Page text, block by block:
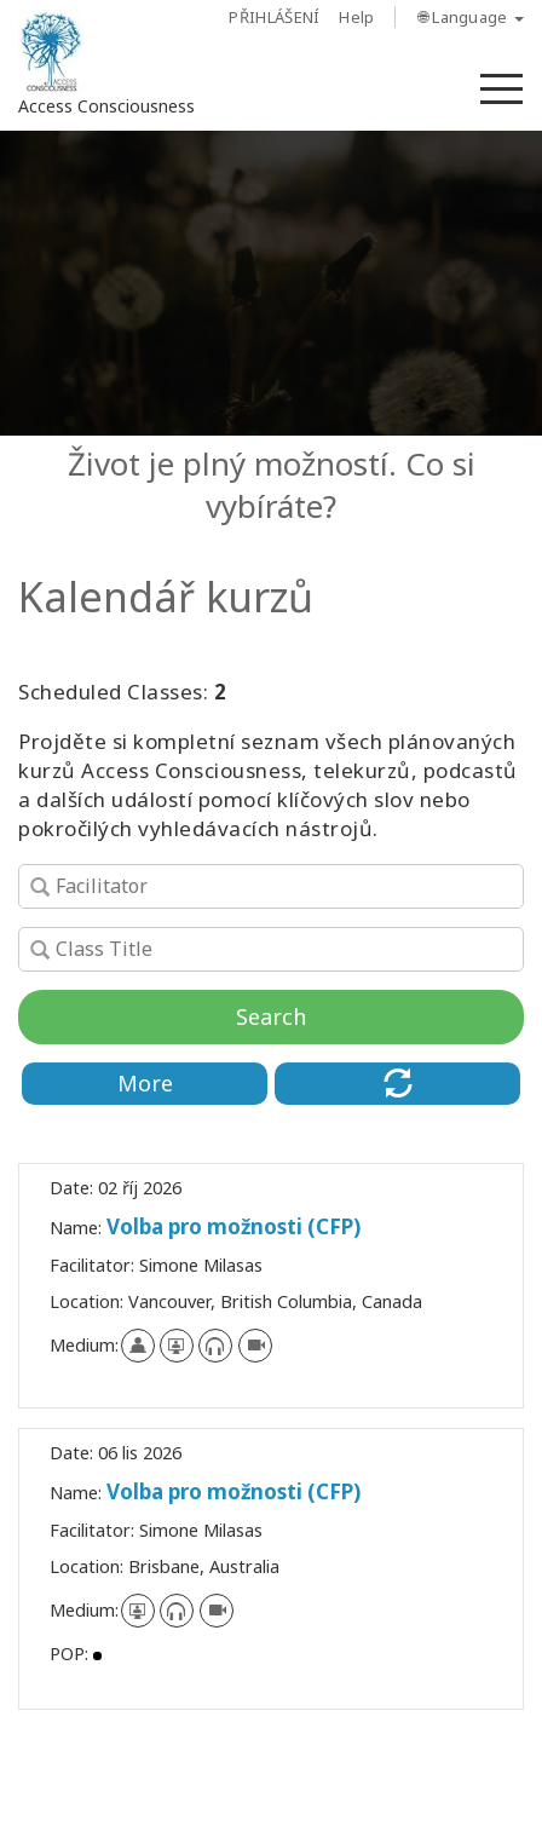
PŘIHLÁŠENÍ Help 🌐 Language
Access Consciousness
Access
Bars
Kurzy
More
Novinky
CONTACT
SEARCH
Život je plný možností. Co si
vybíráte?
Kalendář kurzů
Scheduled Classes: 2
Projděte si kompletní seznam všech plánovaných
kurzů Access Consciousness, telekurzů, podcastů
a dalších událostí pomocí klíčových slov nebo
pokročilých vyhledávacích nástrojů.
Search
More
Date: 02 říj 2026
Name: Volba pro možnosti (CFP)
Facilitator: Simone Milasas
Location: Vancouver, British Columbia, Canada
Medium:
Date: 06 lis 2026
Name: Volba pro možnosti (CFP)
Facilitator: Simone Milasas
Location: Brisbane, Australia
Medium:
POP: